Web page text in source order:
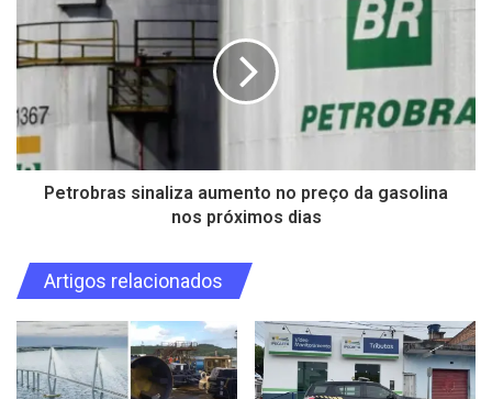
Petrobras sinaliza aumento no preço da gasolina
nos próximos dias
Artigos relacionados